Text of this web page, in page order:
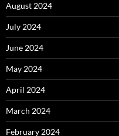
August 2024
July 2024
June 2024
May 2024
April 2024
March 2024
February 2024